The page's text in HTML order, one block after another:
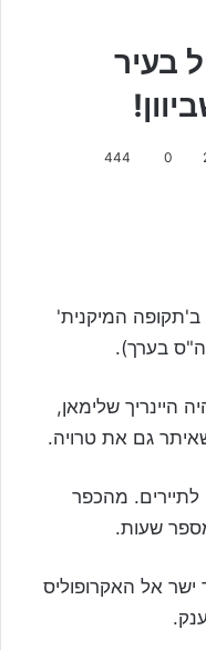
בעיר
0
444
המיקנית'
היינריך שלימאן,
גם את טרויה.
לתיירים. מהכפר
שעות.
אל האקרופוליס